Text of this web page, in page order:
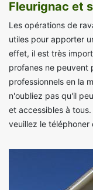
Fleurignac et
Les opérations de
utiles pour apporter
effet, il est très
profanes ne peuvent
professionnels en la
n'oubliez pas qu'il
et accessibles à
veuillez le téléphoner